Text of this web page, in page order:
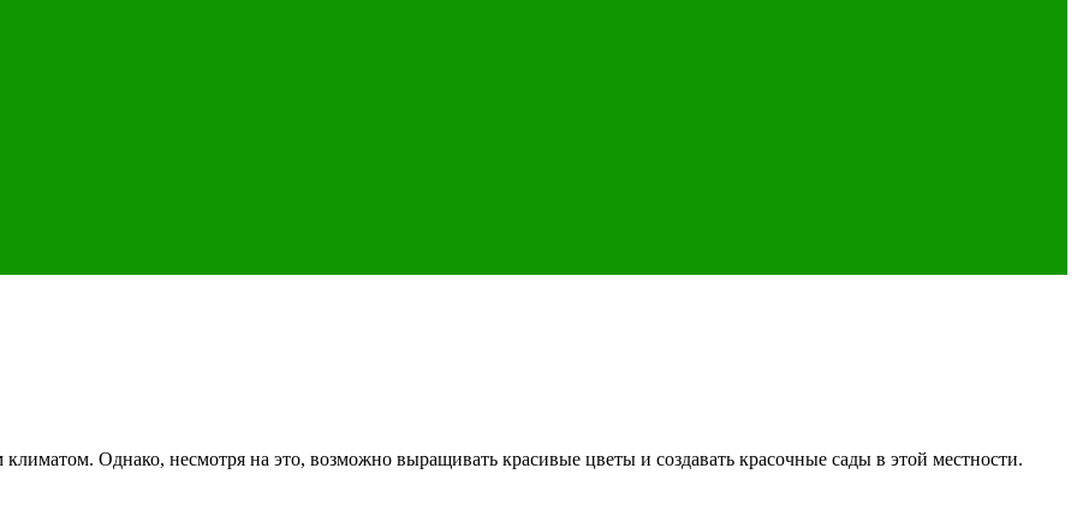
Однако, несмотря на это, возможно выращивать красивые цветы и создавать красочные сады в этой местности.